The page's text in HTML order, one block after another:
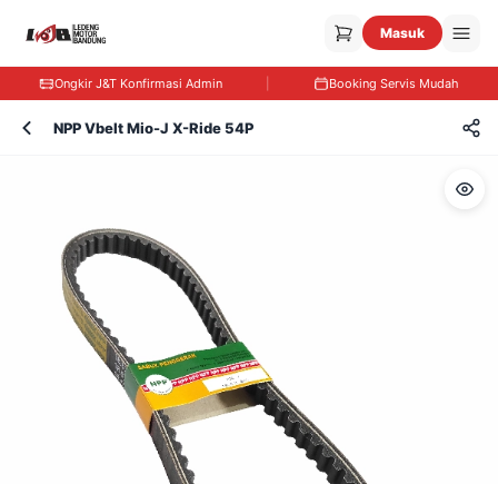
Masuk
Ongkir J&T Konfirmasi Admin Booking Servis Mudah
NPP Vbelt Mio-J X-Ride 54P